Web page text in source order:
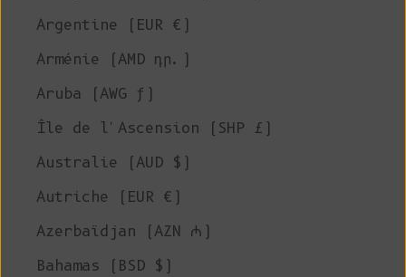
Argentine (EUR €)
Arménie (AMD դր.)
Aruba (AWG ƒ)
Île de l'Ascension (SHP £)
Australie (AUD $)
Autriche (EUR €)
Azerbaïdjan (AZN ₼)
Bahamas (BSD $)